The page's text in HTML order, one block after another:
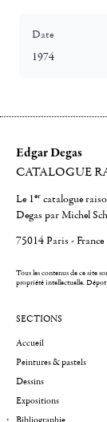
Date
1974
Edgar Degas
CATALOGUE
Le 1er catalogue
Degas par Michel
75014 Paris - France
Tous les contenus de ce site
propriété intellectuelle.Dépot
SECTIONS
Accueil
Peintures & pastels
Dessins
Expositions